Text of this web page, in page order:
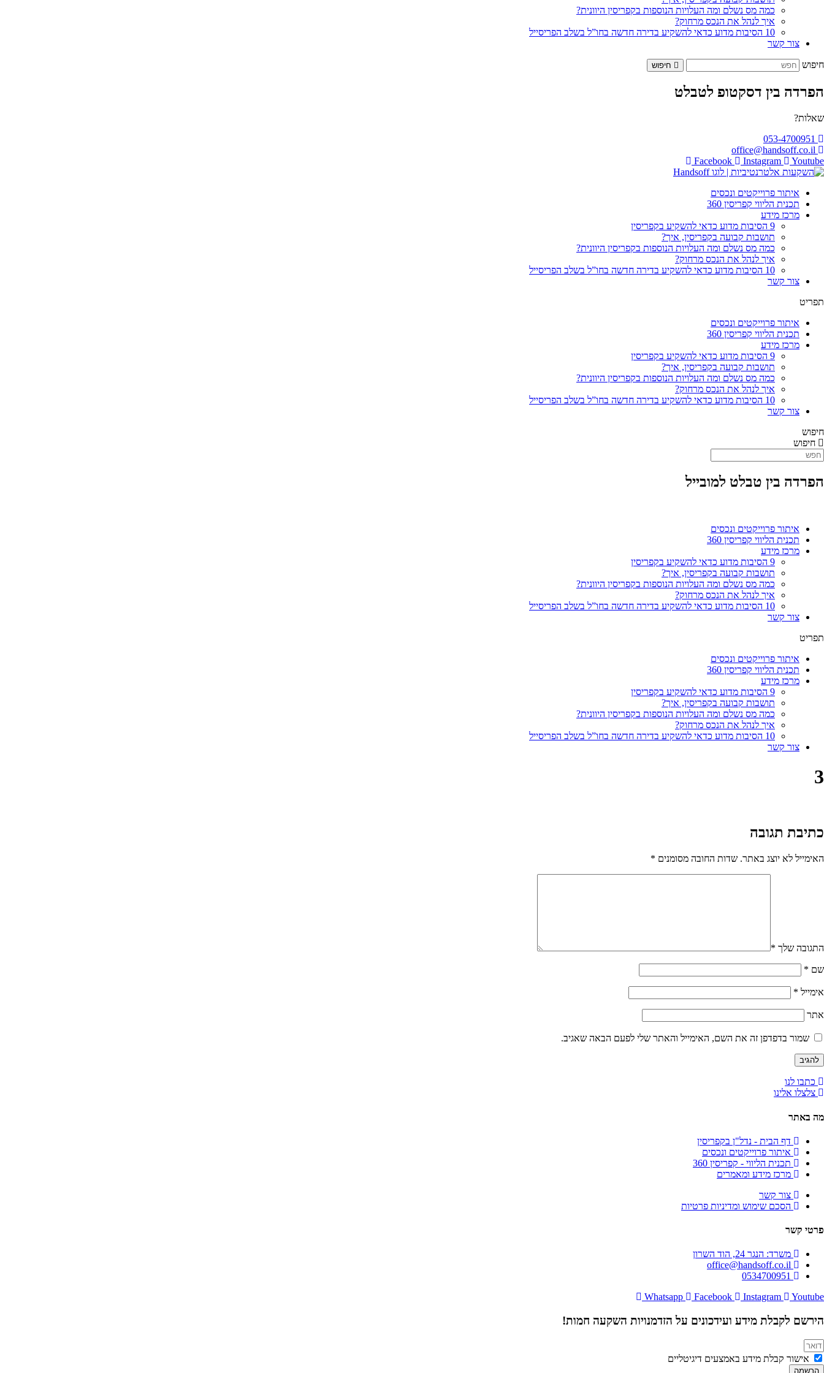
כמה מס נשלם ומה העלויות הנוספות בקפריסין היוונית?
איך לנהל את הנכס מרחוק?
10 הסיבות מדוע כדאי להשקיע בדירה חדשה בחו”ל בשלב הפריסייל
צור קשר
חיפוש חיפוש
הפרדה בין דסקטופ לטבלט
שאלות?
053-4700951
office@handsoff.co.il
Facebook
Instagram Youtube
איתור פרוייקטים ונכסים
תכנית הליווי קפריסין 360
מרכז מידע
9 הסיבות מדוע כדאי להשקיע בקפריסין
תושבות קבועה בקפריסין, איך?
כמה מס נשלם ומה העלויות הנוספות בקפריסין היוונית?
איך לנהל את הנכס מרחוק?
10 הסיבות מדוע כדאי להשקיע בדירה חדשה בחו”ל בשלב הפריסייל
צור קשר
תפריט
איתור פרוייקטים ונכסים
תכנית הליווי קפריסין 360
מרכז מידע
9 הסיבות מדוע כדאי להשקיע בקפריסין
תושבות קבועה בקפריסין, איך?
כמה מס נשלם ומה העלויות הנוספות בקפריסין היוונית?
איך לנהל את הנכס מרחוק?
10 הסיבות מדוע כדאי להשקיע בדירה חדשה בחו”ל בשלב הפריסייל
צור קשר
חיפוש
חיפוש
הפרדה בין טבלט למובייל
איתור פרוייקטים ונכסים
תכנית הליווי קפריסין 360
מרכז מידע
9 הסיבות מדוע כדאי להשקיע בקפריסין
תושבות קבועה בקפריסין, איך?
כמה מס נשלם ומה העלויות הנוספות בקפריסין היוונית?
איך לנהל את הנכס מרחוק?
10 הסיבות מדוע כדאי להשקיע בדירה חדשה בחו”ל בשלב הפריסייל
צור קשר
תפריט
איתור פרוייקטים ונכסים
תכנית הליווי קפריסין 360
מרכז מידע
9 הסיבות מדוע כדאי להשקיע בקפריסין
תושבות קבועה בקפריסין, איך?
כמה מס נשלם ומה העלויות הנוספות בקפריסין היוונית?
איך לנהל את הנכס מרחוק?
10 הסיבות מדוע כדאי להשקיע בדירה חדשה בחו”ל בשלב הפריסייל
צור קשר
3
כתיבת תגובה
האימייל לא יוצג באתר. שדות החובה מסומנים *
התגובה שלך *
שם *
אימייל *
אתר
שמור בדפדפן זה את השם, האימייל והאתר שלי לפעם הבאה שאגיב.
כתבו לנו
צלצלו אלינו
מה באתר
דף הבית - נדל"ן בקפריסין
איתור פרוייקטים ונכסים
תכנית הליווי - קפריסין 360
מרכז מידע ומאמרים
צור קשר
הסכם שימוש ומדיניות פרטיות
פרטי קשר
משרד: הנגר 24, הוד השרון
office@handsoff.co.il
0534700951
Whatsapp
Facebook Instagram Youtube
הירשם לקבלת מידע ועידכונים על הזדמנויות השקעה חמות!
אישור קבלת מידע באמצעים דיגיטליים
הרשמה